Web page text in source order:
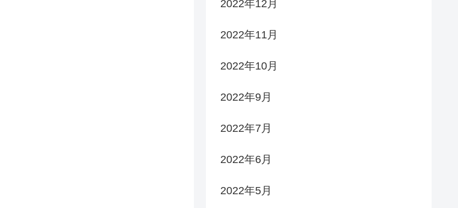
2022年12月
2022年11月
2022年10月
2022年9月
2022年7月
2022年6月
2022年5月